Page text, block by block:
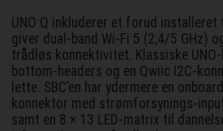
UNO Q inkluderer et forud
giver dual-band Wi-Fi 5 (2,4/5 GHz)
trådløs konnektivitet. Klassiske UNO-
bottom-headers og en Qwiic I2C-
lette. SBC’en har ydermere en
konnektor med strømforsynings-
samt en 8 × 13 LED-matrix til